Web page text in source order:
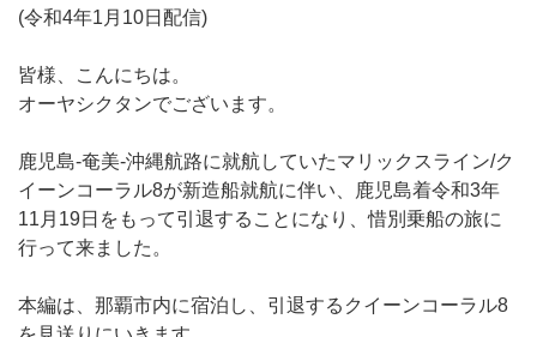
(令和4年1月10日配信)
皆様、こんにちは。
オーヤシクタンでございます。
鹿児島-奄美-沖縄航路に就航していたマリックスライン/ク
イーンコーラル8が新造船就航に伴い、鹿児島着令和3年
11月19日をもって引退することになり、惜別乗船の旅に
行って来ました。
本編は、那覇市内に宿泊し、引退するクイーンコーラル8